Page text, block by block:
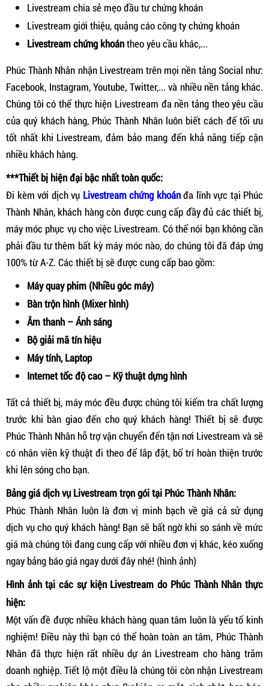
Livestream chia sẻ mẹo đầu tư chứng khoán
Livestream giới thiệu, quảng cáo công ty chứng khoán
Livestream chứng khoántheo yêu cầu khác,...
Phúc Thành Nhân nhận Livestream trên mọi nền tảng Social như:
Facebook, Instagram, Youtube, Twitter,... và nhiều nền tảng khác.
Chúng tôi có thể thực hiện Livestream đa nền tảng theo yêu cầu
của quý khách hàng, Phúc Thành Nhân luôn biết cách để tối ưu
tốt nhất khi Livestream, đảm bảo mang đến khả năng tiếp cận
nhiều khách hàng.
***Thiết bị hiện đại bậc nhất toàn quốc:
Đi kèm với dịch vụ Livestream chứng khoánđa lĩnh vực tại Phúc
Thành Nhân, khách hàng còn được cung cấp đầy đủ các thiết bị,
máy móc phục vụ cho việc Livestream. Có thể nói bạn không cần
phải đầu tư thêm bất kỳ máy móc nào, do chúng tôi đã đáp ứng
100% từ A-Z. Các thiết bị sẽ được cung cấp bao gồm:
Máy quay phim (Nhiều góc máy)
Bàn trộn hình (Mixer hình)
Âm thanh – Ánh sáng
Bộ giải mã tín hiệu
Máy tính, Laptop
Internet tốc độ cao – Kỹ thuật dựng hình
Tất cả thiết bị, máy móc đều được chúng tôi kiểm tra chất lượng
trước khi bàn giao đến cho quý khách hàng! Thiết bị sẽ được
Phúc Thành Nhân hỗ trợ vận chuyển đến tận nơi Livestream và sẽ
có nhân viên kỹ thuật đi theo để lắp đặt, bố trí hoàn thiện trước
khi lên sóng cho bạn.
Bảng giá dịch vụ Livestream trọn gói tại Phúc Thành Nhân:
Phúc Thành Nhân luôn là đơn vị minh bạch về giá cả sử dụng
dịch vụ cho quý khách hàng! Bạn sẽ bất ngờ khi so sánh về mức
giá mà chúng tôi đang cung cấp với nhiều đơn vị khác, kéo xuống
ngay bảng báo giá ngay dưới đây nhé! (hình ảnh)
Hình ảnh tại các sự kiện Livestream do Phúc Thành Nhân thực
hiện:
Một vấn đề được nhiều khách hàng quan tâm luôn là yếu tố kinh
nghiệm! Điều này thì bạn có thể hoàn toàn an tâm, Phúc Thành
Nhân đã thực hiện rất nhiều dự án Livestream cho hàng trăm
doanh nghiệp. Tiết lộ một điều là chúng tôi còn nhận Livestream